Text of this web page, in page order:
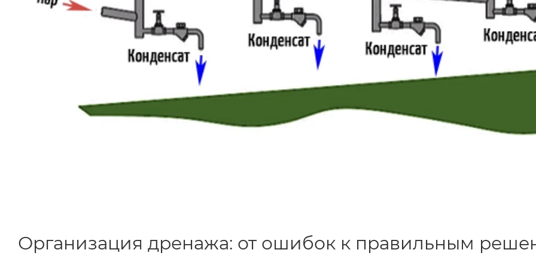
Организация дренажа: от ошибок к правильным